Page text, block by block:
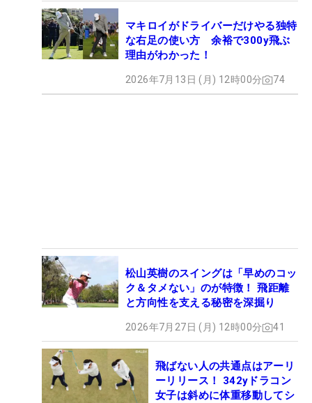
マキロイがドライバーだけやる独特
な右足の使い方 余裕で300y飛ぶ
理由がわかった！
2026年7月13日 (月) 12時00分 74
松山英樹のスイングは「早めのコッ
ク＆タメない」のが特徴！ 飛距離
と方向性を支える秘密を深掘り
2026年7月27日 (月) 12時00分 41
飛ばない人の共通点はアーリ
ーリリース！ 342yドラコン
女子は斜めに体重移動してシ